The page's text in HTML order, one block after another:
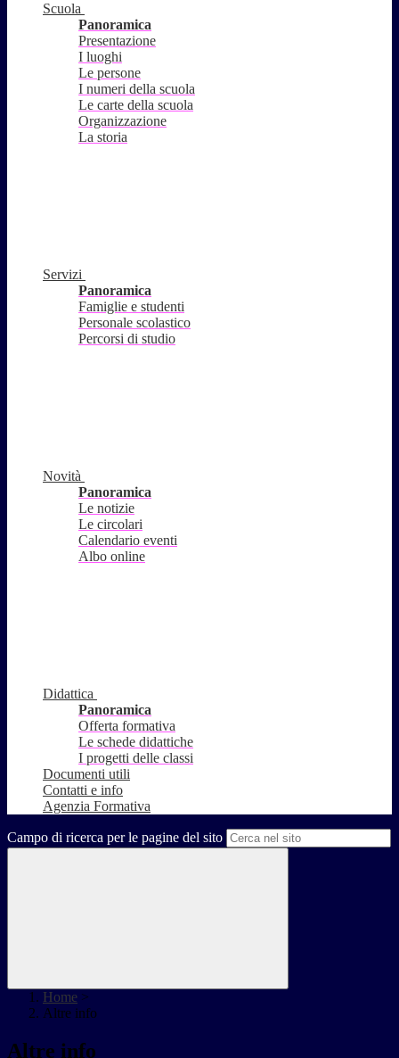
Scuola
Panoramica
Presentazione
I luoghi
Le persone
I numeri della scuola
Le carte della scuola
Organizzazione
La storia
Servizi
Panoramica
Famiglie e studenti
Personale scolastico
Percorsi di studio
Novità
Panoramica
Le notizie
Le circolari
Calendario eventi
Albo online
Didattica
Panoramica
Offerta formativa
Le schede didattiche
I progetti delle classi
Documenti utili
Contatti e info
Agenzia Formativa
Campo di ricerca per le pagine del sito
Home >
Altre info
Altre info